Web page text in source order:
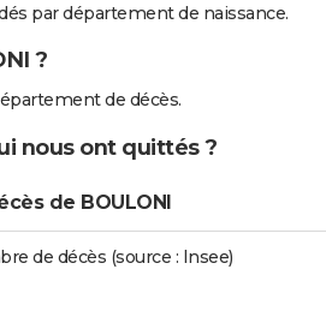
par département de naissance.
?
de décès.
nous ont quittés ?
de BOULONI
de décès (source : Insee)